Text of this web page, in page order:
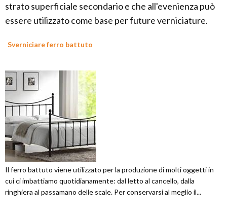
strato superficiale secondario e che all'evenienza può
essere utilizzato come base per future verniciature.
Sverniciare ferro battuto
Il ferro battuto viene utilizzato per la produzione di molti oggetti in
cui ci imbattiamo quotidianamente: dal letto al cancello, dalla
ringhiera al passamano delle scale. Per conservarsi al meglio il...